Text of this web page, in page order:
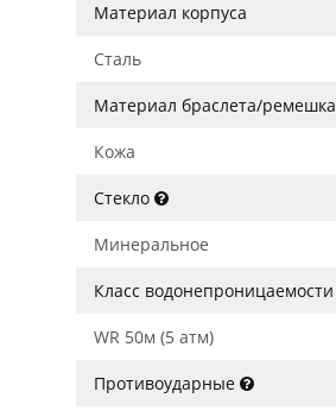
Материал корпуса
Сталь
Материал браслета/ремешка
Кожа
Стекло
Минеральное
Класс водонепроницаемости
WR 50м (5 атм)
Противоударные